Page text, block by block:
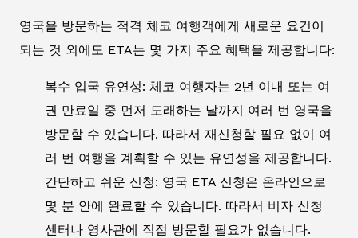
영국을 방문하는 적격 체코 여행객에게 새로운 요건이
되는 것 외에도 ETA는 몇 가지 주요 혜택을 제공합니다:
복수 입국 유연성: 체코 여행자는 2년 이내 또는 여
권 만료일 중 먼저 도래하는 날까지 여러 번 영국을
방문할 수 있습니다. 따라서 재신청할 필요 없이 여
러 번 여행을 계획할 수 있는 유연성을 제공합니다.
간단하고 쉬운 신청: 영국 ETA 신청은 온라인으로
몇 분 안에 완료할 수 있습니다. 따라서 비자 신청
센터나 영사관에 직접 방문할 필요가 없습니다.